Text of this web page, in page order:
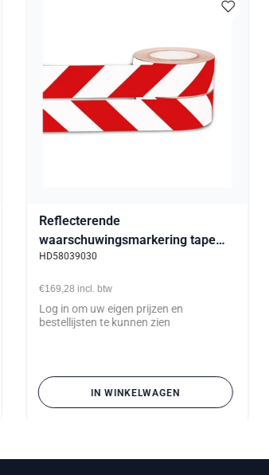
Reflecterende
waarschuwingsmarkering tape
50mm x 25mtr rood/wit
HD58039030
€169,28 incl. btw
Log in om uw eigen prijzen en
bestellijsten te kunnen zien
IN WINKELWAGEN